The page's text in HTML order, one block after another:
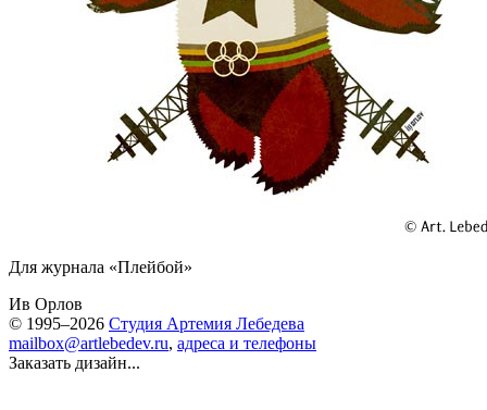
Для журнала «Плейбой»
Ив Орлов
© 1995–2026 Студия Артемия Лебедева
mailbox@artlebedev.ru, адреса и телефоны
Заказать дизайн...